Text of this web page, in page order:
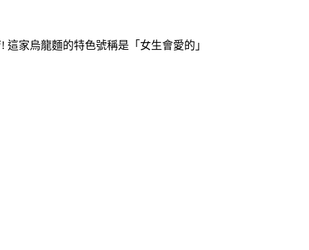
家烏龍麵的特色號稱是「女生會愛的」